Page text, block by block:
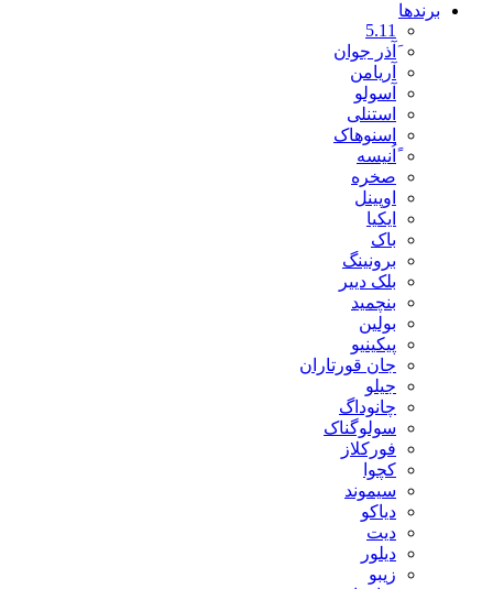
برندها
5.11
َآذر جوان
آریامن
آسولو
استنلی
اسنوهاک
ًاُنیسه
صخره
اوپینل
ایکیا
باک
برونینگ
بلک دییر
بنچمید
بولین
پیکینیو
جان قورتاران
جیلو
چانوداگ
سولوگناک
فورکلاز
کچوا
سیموند
دیاکو
دیت
دیلور
زیبو